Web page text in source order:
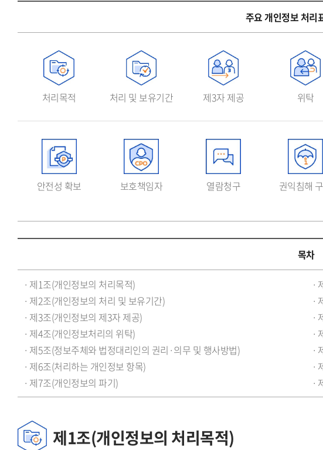
보
벨
링)
주요 개인정보 처리
처리목적 처리 및 보유기간 제3자 제공 위탁
안전성 확보 보호책임자 열람청구 권익침해
목차
제1조(개인정보의 처리목적)
제2조(개인정보의 처리 및 보유기간)
제3조(개인정보의 제3자 제공)
제4조(개인정보처리의 위탁)
제5조(정보주체와 법정대리인의 권리·의무 및 행사방법)
제6조(처리하는 개인정보 항목)
제7조(개인정보의 파기)
제1조(개인정보의 처리목적)